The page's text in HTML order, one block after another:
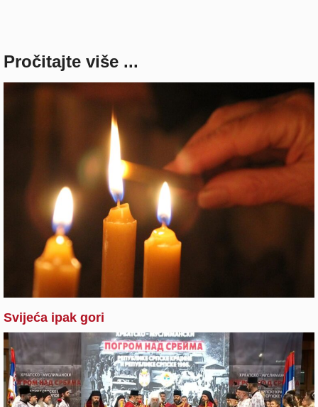
Pročitajte više ...
Svijeća ipak gori